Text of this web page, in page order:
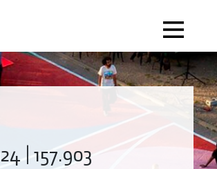
| 157.903